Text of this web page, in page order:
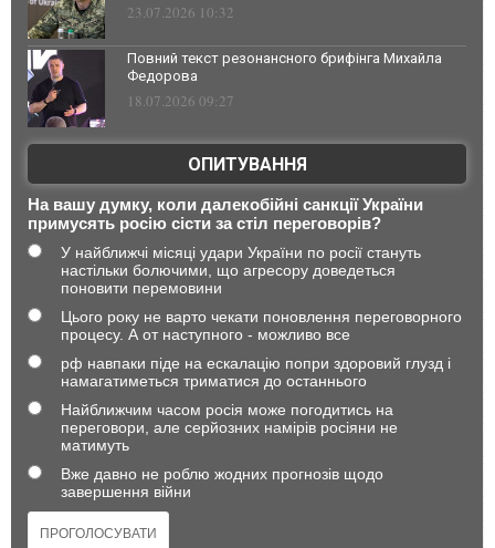
23.07.2026 10:32
Повний текст резонансного брифінга Михайла
Федорова
18.07.2026 09:27
ОПИТУВАННЯ
На вашу думку, коли далекобійні санкції України
примусять росію сісти за стіл переговорів?
У найближчі місяці удари України по росії стануть
настільки болючими, що агресору доведеться
поновити перемовини
Цього року не варто чекати поновлення переговорного
процесу. А от наступного - можливо все
рф навпаки піде на ескалацію попри здоровий глузд і
намагатиметься триматися до останнього
Найближчим часом росія може погодитись на
переговори, але серйозних намірів росіяни не
матимуть
Вже давно не роблю жодних прогнозів щодо
завершення війни